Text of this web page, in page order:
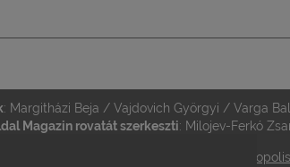
: Margitházi Beja / Vajdovich Györgyi / Varga
Magazin rovatát szerkeszti: Milojev-Ferkó
www.facebook.com/pages/